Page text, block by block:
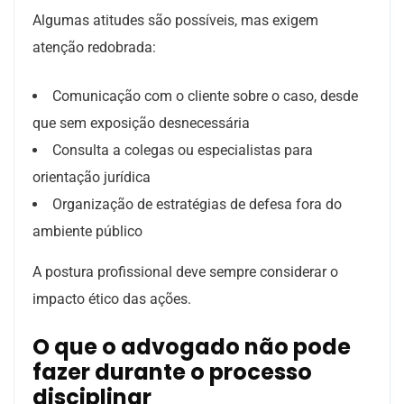
Algumas atitudes são possíveis, mas exigem
atenção redobrada:
Comunicação com o cliente sobre o caso, desde
que sem exposição desnecessária
Consulta a colegas ou especialistas para
orientação jurídica
Organização de estratégias de defesa fora do
ambiente público
A postura profissional deve sempre considerar o
impacto ético das ações.
O que o advogado não pode
fazer durante o processo
disciplinar